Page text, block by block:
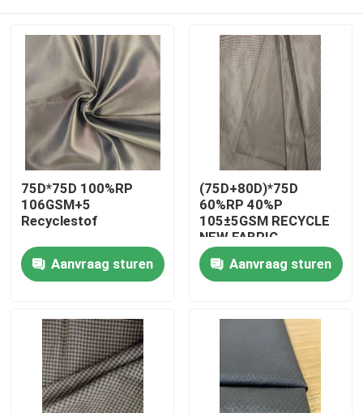
Thuis
75D*75D 100%RP
106GSM+5
Recyclestof
Aanvraag sturen
(75D+80D)*75D
60%RP 40%P
105±5GSM RECYCLE
NEW FABRIC
Aanvraag sturen